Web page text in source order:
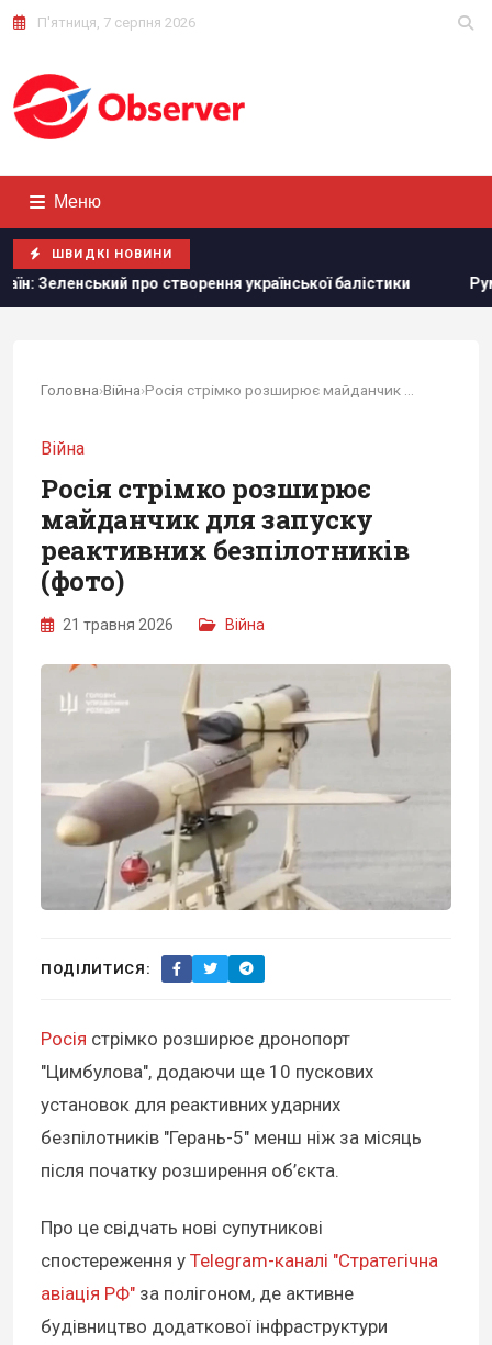
П'ятниця, 7 серпня 2026
Меню
ШВИДКІ НОВИНИ
про створення української балістики Румунія
Головна›Війна›
Війна
Росія стрімко розширює
майданчик для запуску
реактивних безпілотників
(фото)
21 травня 2026 Війна
ПОДІЛИТИСЯ:
Росія стрімко розширює дронопорт
"Цимбулова", додаючи ще 10 пускових
установок для реактивних ударних
безпілотників "Герань-5" менш ніж за місяць
після початку розширення об’єкта.
Про це свідчать нові супутникові
спостереження у Telegram-каналі "Стратегічна
авіація РФ" за полігоном, де активне
будівництво додаткової інфраструктури